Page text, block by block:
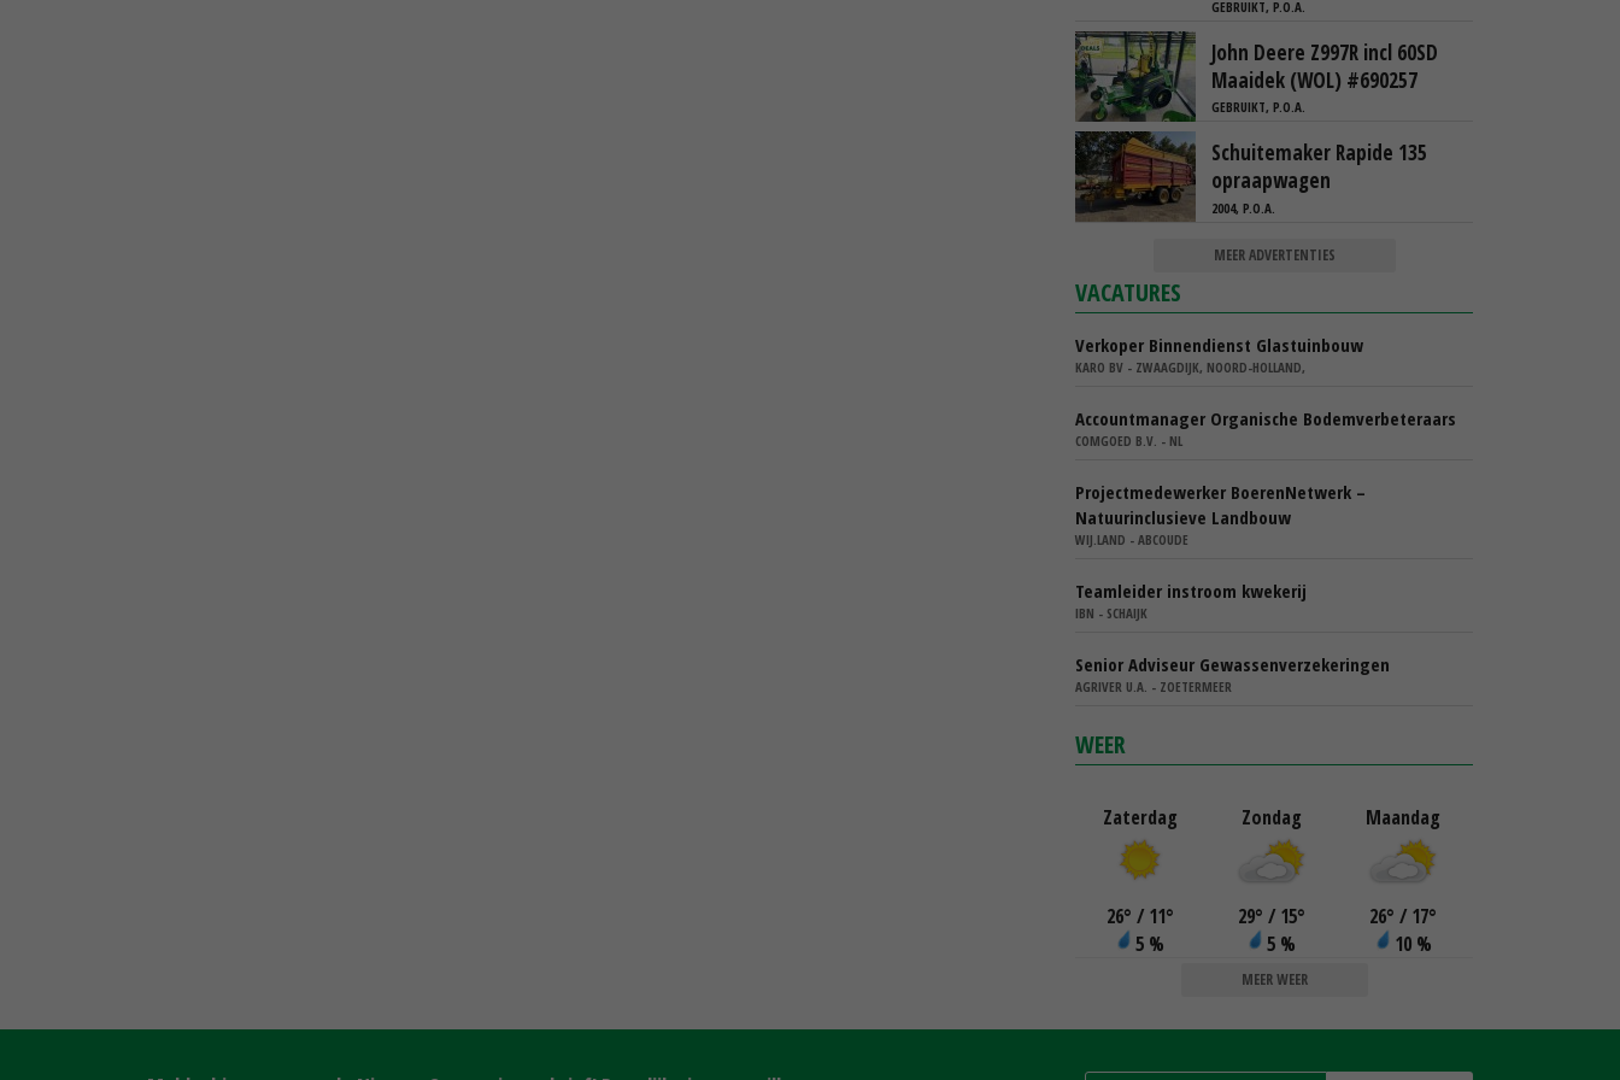
GEBRUIKT, P.O.A.
John Deere Z997R incl 60SD
Maaidek (WOL) #690257
GEBRUIKT, P.O.A.
Schuitemaker Rapide 135
opraapwagen
2004, P.O.A.
MEER ADVERTENTIES
VACATURES
Verkoper Binnendienst Glastuinbouw
KARO BV - ZWAAGDIJK, NOORD-HOLLAND,
Accountmanager Organische Bodemverbeteraars
COMGOED B.V. - NL
Projectmedewerker BoerenNetwerk –
Natuurinclusieve Landbouw
WIJ.LAND - ABCOUDE
Teamleider instroom kwekerij
IBN - SCHAIJK
Senior Adviseur Gewassenverzekeringen
AGRIVER U.A. - ZOETERMEER
WEER
Zaterdag
26° / 11°
5 %
Zondag
29° / 15°
5 %
Maandag
26° / 17°
10 %
MEER WEER